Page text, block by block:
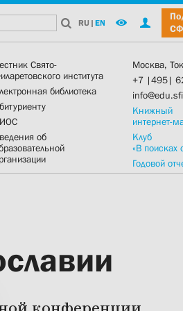
RU | EN
Свято-
института
библиотека
об
Москва,
+7 |495|
Книжный
интернет-
Клуб
«В поисках
Годовой